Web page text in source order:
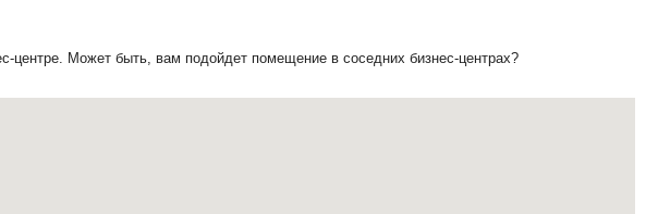
Может быть, вам подойдет помещение в соседних бизнес-центрах?